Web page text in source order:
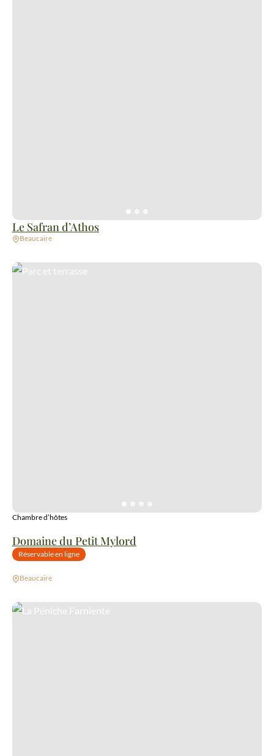
Le Safran d’Athos
Beaucaire
Domaine du Petit Mylord
Chambre d’hôtes
Réservable en ligne
Beaucaire
Parc et terrasse
La Péniche Farniente